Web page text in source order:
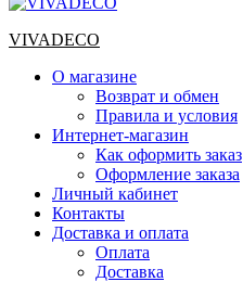
VIVADECO
О магазине
Возврат и обмен
Правила и условия
Интернет-магазин
Как оформить заказ
Оформление заказа
Личный кабинет
Контакты
Доставка и оплата
Оплата
Доставка